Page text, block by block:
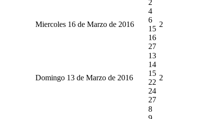
Miercoles 16 de Marzo de 2016
2
4
6
15
16
27
2
Domingo 13 de Marzo de 2016
13
14
15
22
24
27
2
8